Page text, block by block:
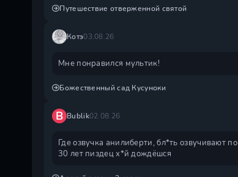
Путешествие отверженной святой
Котэ03.08.26
Мне понравился мультик!
Божественный сад Кусуноки
B Bublik02.08.26
Где озвучка анилиберти, бл*ть озвучивают по
30 лет пиздец х*й дождëшся